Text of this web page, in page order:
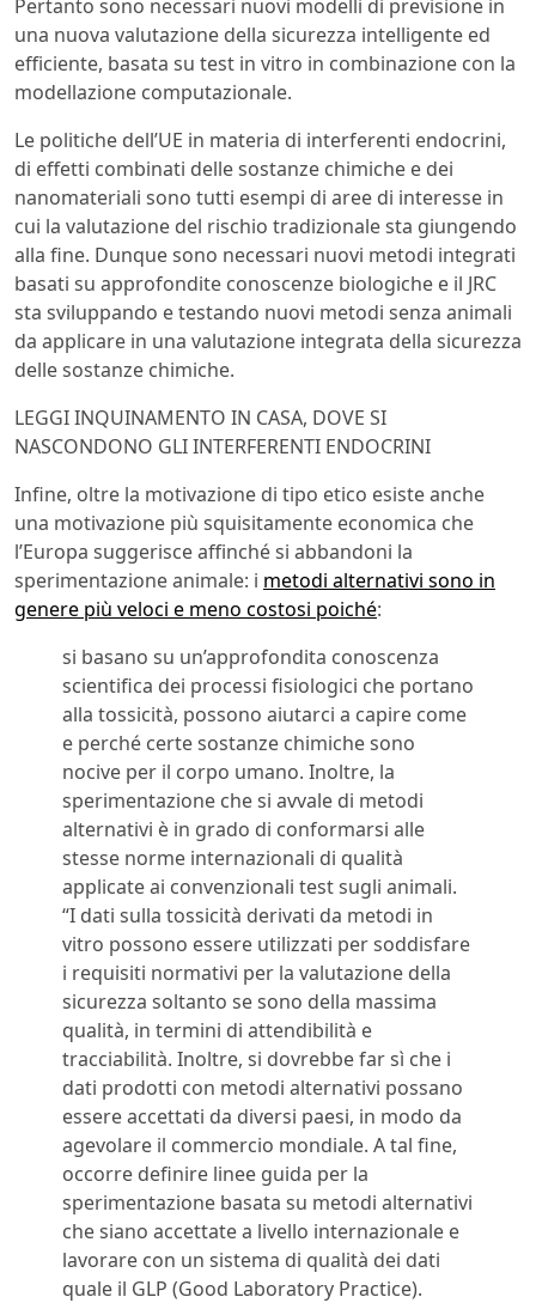
Pertanto sono necessari nuovi modelli di previsione in
una nuova valutazione della sicurezza intelligente ed
efficiente, basata su test in vitro in combinazione con la
modellazione computazionale.
Le politiche dell’UE in materia di interferenti endocrini,
di effetti combinati delle sostanze chimiche e dei
nanomateriali sono tutti esempi di aree di interesse in
cui la valutazione del rischio tradizionale sta giungendo
alla fine. Dunque sono necessari nuovi metodi integrati
basati su approfondite conoscenze biologiche e il JRC
sta sviluppando e testando nuovi metodi senza animali
da applicare in una valutazione integrata della sicurezza
delle sostanze chimiche.
LEGGI INQUINAMENTO IN CASA, DOVE SI
NASCONDONO GLI INTERFERENTI ENDOCRINI
Infine, oltre la motivazione di tipo etico esiste anche
una motivazione più squisitamente economica che
l’Europa suggerisce affinché si abbandoni la
sperimentazione animale: i metodi alternativi sono in
genere più veloci e meno costosi poiché:
si basano su un’approfondita conoscenza
scientifica dei processi fisiologici che portano
alla tossicità, possono aiutarci a capire come
e perché certe sostanze chimiche sono
nocive per il corpo umano. Inoltre, la
sperimentazione che si avvale di metodi
alternativi è in grado di conformarsi alle
stesse norme internazionali di qualità
applicate ai convenzionali test sugli animali.
“I dati sulla tossicità derivati da metodi in
vitro possono essere utilizzati per soddisfare
i requisiti normativi per la valutazione della
sicurezza soltanto se sono della massima
qualità, in termini di attendibilità e
tracciabilità. Inoltre, si dovrebbe far sì che i
dati prodotti con metodi alternativi possano
essere accettati da diversi paesi, in modo da
agevolare il commercio mondiale. A tal fine,
occorre definire linee guida per la
sperimentazione basata su metodi alternativi
che siano accettate a livello internazionale e
lavorare con un sistema di qualità dei dati
quale il GLP (Good Laboratory Practice).